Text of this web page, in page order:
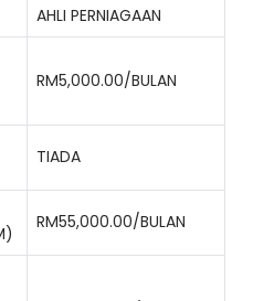
AHLI PERNIAGAAN
RM5,000.00/BULAN
TIADA
RM55,000.00/BULAN